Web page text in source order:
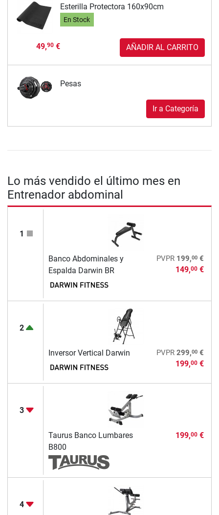
Esterilla Protectora 160x90cm
En Stock
49,90€ AÑADIR AL CARRITO
Pesas
Ir a Categoría
Lo más vendido el último mes en
Entrenador abdominal
1
Banco Abdominales y
Espalda Darwin BR
PVPR 199,00€
149,00€
2
Inversor Vertical Darwin PVPR 299,00€
199,00€
3
Taurus Banco Lumbares
B800
199,00€
4